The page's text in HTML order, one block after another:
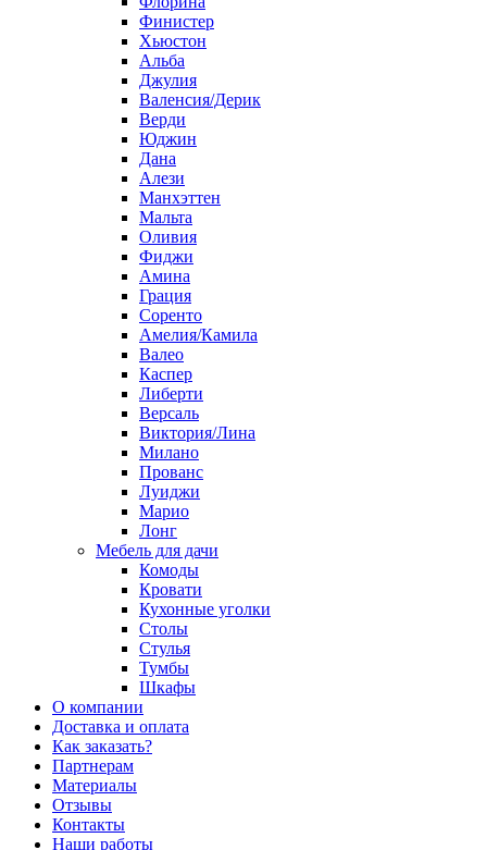
Финистер
Хьюстон
Альба
Джулия
Валенсия/Дерик
Верди
Юджин
Дана
Алези
Манхэттен
Мальта
Оливия
Фиджи
Амина
Грация
Соренто
Амелия/Камила
Валео
Каспер
Либерти
Версаль
Виктория/Лина
Милано
Прованс
Луиджи
Марио
Лонг
Мебель для дачи
Комоды
Кровати
Кухонные уголки
Столы
Стулья
Тумбы
Шкафы
О компании
Доставка и оплата
Как заказать?
Партнерам
Материалы
Отзывы
Контакты
Наши работы